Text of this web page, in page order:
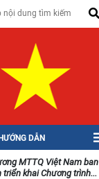
DẪN
MTTQ Việt Nam ban
triển khai Chương trình...